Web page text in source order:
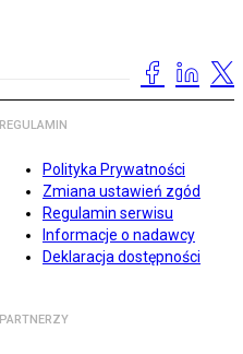
REGULAMIN
Polityka Prywatności
Zmiana ustawień zgód
Regulamin serwisu
Informacje o nadawcy
Deklaracja dostępności
PARTNERZY